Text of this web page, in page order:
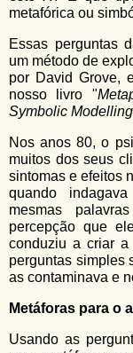
metafórica ou
Essas perguntas
um método de
por David Grove,
nosso livro "
Symbolic Modelling
Nos anos 80, o
muitos dos seus
sintomas e efeitos
quando
mesmas
percepção que
conduziu a criar a
perguntas simples
as contaminava e
Metáforas para o
Usando as